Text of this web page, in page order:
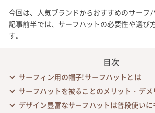
今回は、人気ブランドからおすすめのサーフ
記事前半では、サーフハットの必要性や選び
す。
目次
サーフィン用の帽子!サーフハットとは
サーフハットを被ることのメリット・デメ
デザイン豊富なサーフハットは普段使いに